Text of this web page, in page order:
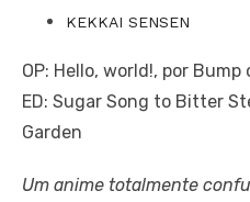
KEKKAI SENSEN
OP: Hello, world!, por
ED: Sugar Song to Bitter
Garden
Um anime totalmente